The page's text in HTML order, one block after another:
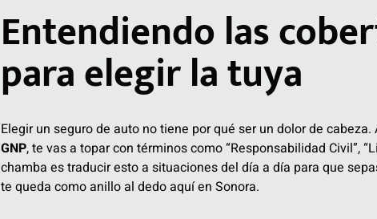
Entendiendo las
para elegir la tuya
Elegir un seguro de auto no tiene por qué ser un dolor de
GNP, te vas a topar con términos como “Responsabilidad Civil”,
chamba es traducir esto a situaciones del día a día para que
te queda como anillo al dedo aquí en Sonora.